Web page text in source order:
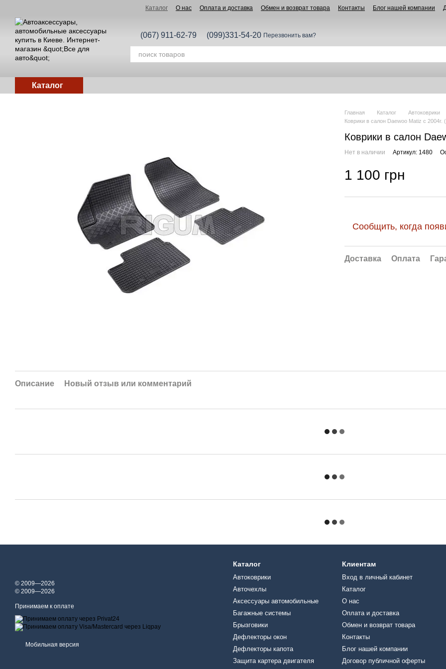
Каталог О нас Оплата и доставка Обмен и возврат товара Контакты Блог нашей компании
(067) 911-62-79 (099)331-54-20 Перезвонить вам?
Каталог
Главная Каталог Автоковрики
Коврики в салон Daewoo Matiz с 2004г.
Коврики в салон
Нет в наличии Артикул: 1480
1 100 грн
Сообщить, когда
Доставка Оплата
Описание Новый отзыв или комментарий
© 2009—2026
© 2009—2026
Принимаем к оплате
Мобильная версия
Каталог
Автоковрики
Авточехлы
Аксессуары автомобильные
Багажные системы
Брызговики
Дефлекторы окон
Дефлекторы капота
Защита картера двигателя
Клиентам
Вход в личный кабинет
Каталог
О нас
Оплата и доставка
Обмен и возврат товара
Контакты
Блог нашей компании
Договор публичной оферты